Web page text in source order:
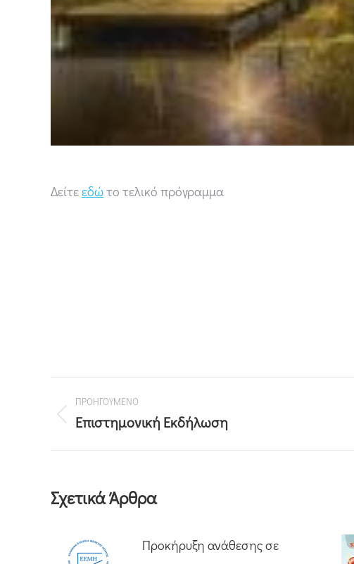
Δείτεεδώτο τελικό πρόγραμμα
ΠΡΟΗΓΟΥΜΕΝΟ
Επιστημονική Εκδήλωση
Σχετικά Άρθρα
Προκήρυξη ανάθεσης σε